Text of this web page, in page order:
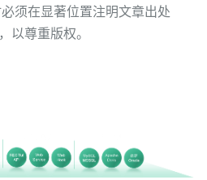
须在显著位置注明文章出处
以尊重版权。